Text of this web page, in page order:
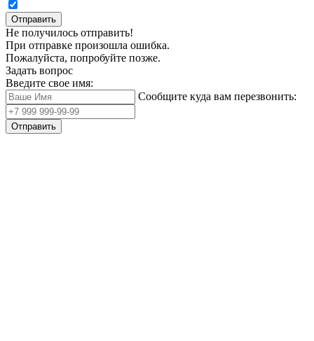
Отправить
Не получилось отправить!
При отправке произошла ошибка.
Пожалуйста, попробуйте позже.
Задать вопрос
Введите свое имя:
Сообщите куда вам перезвонить:
Отправить